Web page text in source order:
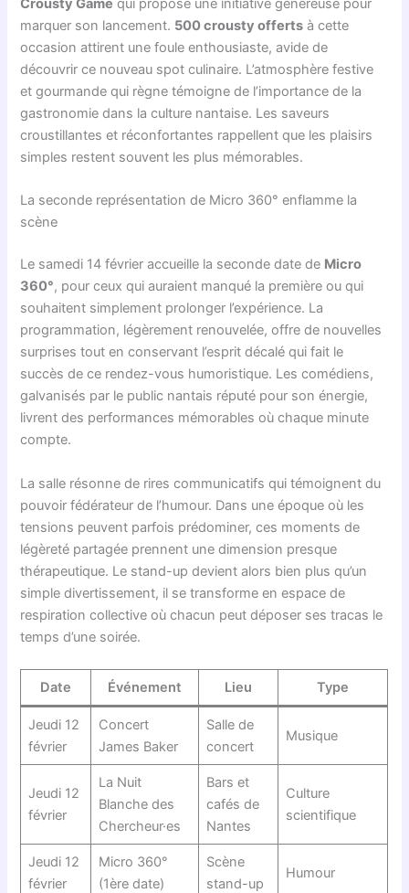
Crousty Game qui propose une initiative généreuse pour
marquer son lancement. 500 crousty offerts à cette
occasion attirent une foule enthousiaste, avide de
découvrir ce nouveau spot culinaire. L’atmosphère festive
et gourmande qui règne témoigne de l’importance de la
gastronomie dans la culture nantaise. Les saveurs
croustillantes et réconfortantes rappellent que les plaisirs
simples restent souvent les plus mémorables.
La seconde représentation de Micro 360° enflamme la
scène
Le samedi 14 février accueille la seconde date de Micro
360°, pour ceux qui auraient manqué la première ou qui
souhaitent simplement prolonger l’expérience. La
programmation, légèrement renouvelée, offre de nouvelles
surprises tout en conservant l’esprit décalé qui fait le
succès de ce rendez-vous humoristique. Les comédiens,
galvanisés par le public nantais réputé pour son énergie,
livrent des performances mémorables où chaque minute
compte.
La salle résonne de rires communicatifs qui témoignent du
pouvoir fédérateur de l’humour. Dans une époque où les
tensions peuvent parfois prédominer, ces moments de
légèreté partagée prennent une dimension presque
thérapeutique. Le stand-up devient alors bien plus qu’un
simple divertissement, il se transforme en espace de
respiration collective où chacun peut déposer ses tracas le
temps d’une soirée.
Date Événement Lieu Type
Jeudi 12
février
Concert
James Baker
Salle de
concert
Musique
Jeudi 12
février
La Nuit
Blanche des
Chercheur·es
Bars et
cafés de
Nantes
Culture
scientifique
Jeudi 12
février
Micro 360°
(1ère date)
Scène
stand-up
Humour